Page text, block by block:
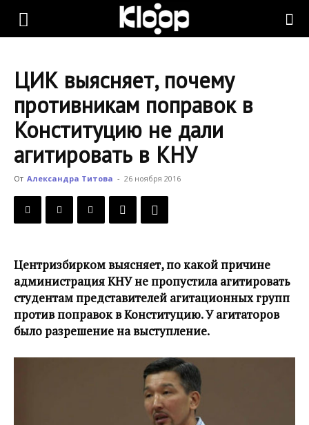
KLOOP.KG
Новости
Кыргызстана
ЦИК выясняет, почему
противникам поправок в
Конституцию не дали
агитировать в КНУ
От Александра Титова - 26 ноября 2016
Центризбирком выясняет, по какой причине
администрация КНУ не пропустила агитировать
студентам представителей агитационных групп
против поправок в Конституцию. У агитаторов
было разрешение на выступление.